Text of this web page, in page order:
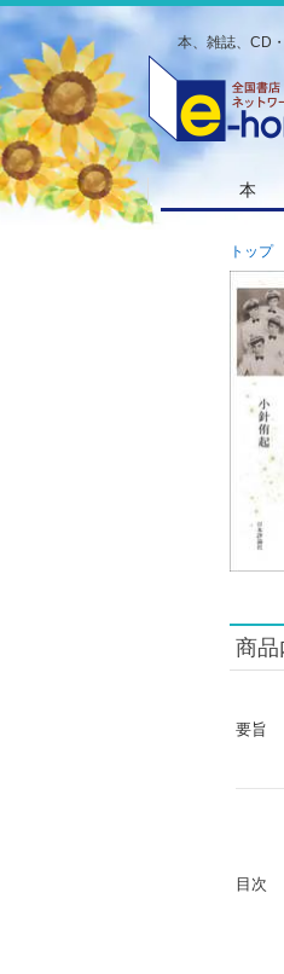
本、雑誌、CD
本
トップ
商品
要旨
目次